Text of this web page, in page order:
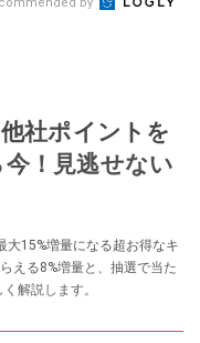
社ポイントを
！見逃せない
15%増量になる超お得なキ
える8%増量と、抽選で当た
解説します。